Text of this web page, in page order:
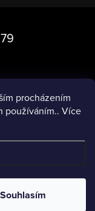
procházením
používáním.. Více
Souhlasím